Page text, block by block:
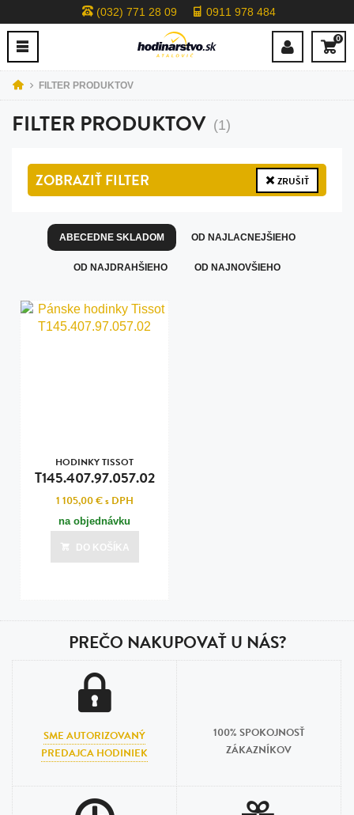
(032) 771 28 09 0911 978 484
0
FILTER PRODUKTOV
FILTER PRODUKTOV (1)
ZOBRAZIŤFILTER ZRUŠIŤ
ABECEDNE SKLADOM OD NAJLACNEJŠIEHO
OD NAJDRAHŠIEHO OD NAJNOVŠIEHO
HODINKY TISSOT
T145.407.97.057.02
1 105,00 €s DPH
na objednávku
DO KOŠÍKA
PREČO NAKUPOVAŤ U NÁS?
SME AUTORIZOVANÝ
PREDAJCA HODINIEK
100% SPOKOJNOSŤ
ZÁKAZNÍKOV